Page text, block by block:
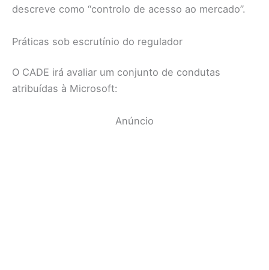
descreve como “controlo de acesso ao mercado”.
Práticas sob escrutínio do regulador
O CADE irá avaliar um conjunto de condutas
atribuídas à Microsoft:
Anúncio